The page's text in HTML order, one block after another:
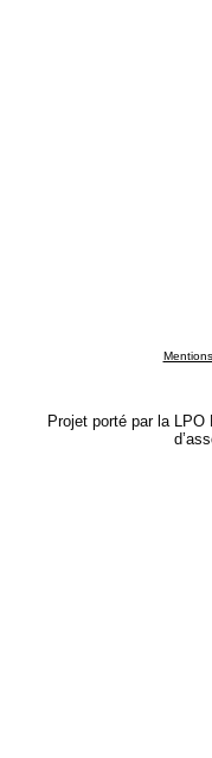
Projet porté par la